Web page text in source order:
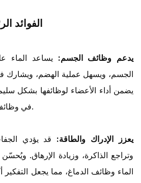
الفوائد
يدعم وظائف الجسم: يساعد الماء
الجسم، ويسهل عملية الهضم، ويشارك
يضمن أداء الأعضاء لوظائفها بشكل
في وظائف الخلايا والدورة الدموية.
يعزز الإدراك والطاقة: قد يؤدي
وتراجع الذاكرة، وزيادة الإرهاق.
الماء وظائف الدماغ، مما يجعل